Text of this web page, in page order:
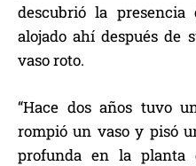
descubrió la
alojado ahí después de
vaso roto.
“Hace dos años tuvo
rompió un vaso y pisó
profunda en la planta